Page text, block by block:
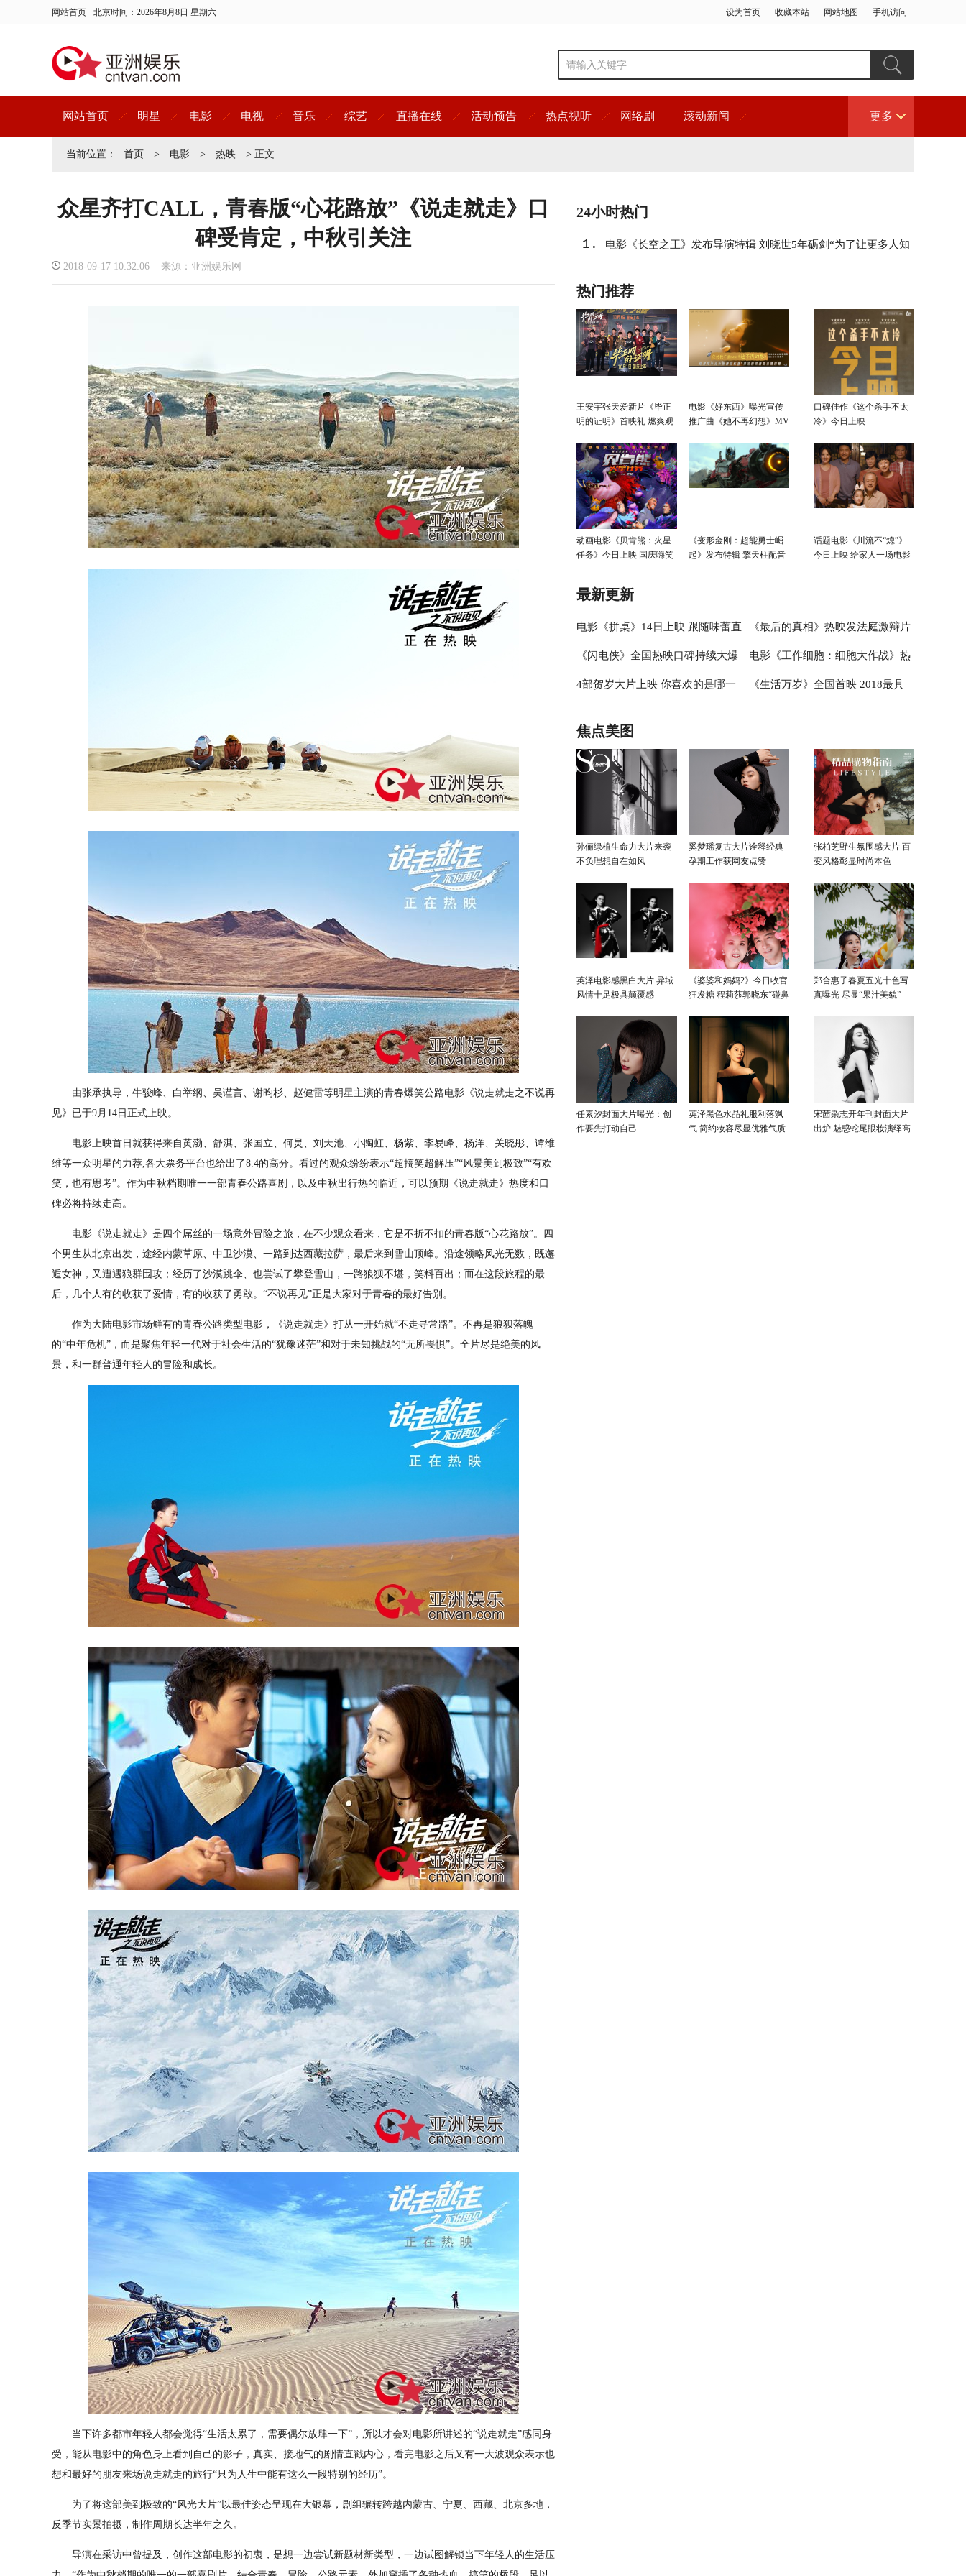
网站首页 北京时间： 2026年8月8日 星期六 设为首页 收藏本站 网站地图 手机访问
网站首页 明星 电影 电视 音乐 综艺 直播在线 活动预告 热点视听 网络剧 滚动新闻 更多
当前位置： 首页 > 电影 > 热映 > 正文
众星齐打CALL，青春版“心花路放”《说走就走》口
碑受肯定，中秋引关注
2018-09-17 10:32:06 来源：亚洲娱乐网
由张承执导，牛骏峰、白举纲、吴谨言、谢昀杉、赵健雷等明星主演的青春爆笑公路电影《说走就走之不说再
见》已于9月14日正式上映。
电影上映首日就获得来自黄渤、舒淇、张国立、何炅、刘天池、小陶虹、杨紫、李易峰、 杨洋、关晓彤、谭维
维等一众明星的力荐,各大票务平台也给出了8.4的高分。看过的观众纷纷表示“超搞笑超解压”“风景美到极致”“有欢
笑，也有思考”。作为中秋档期唯一一部青春公路喜剧，以及中秋出行热的临近，可以预期《说走就走》热度和口
碑必将持续走高。
电影《说走就走》是四个屌丝的一场意外冒险之旅，在不少观众看来，它是不折不扣的青春版“心花路放”。四
个男生从北京出发，途经内蒙草原、中卫沙漠、一路到达西藏拉萨，最后来到雪山顶峰。沿途领略风光无数，既邂
逅女神，又遭遇狼群围攻；经历了沙漠跳伞、也尝试了攀登雪山，一路狼狈不堪，笑料百出；而在这段旅程的最
后，几个人有的收获了爱情，有的收获了勇敢。“不说再见”正是大家对于青春的最好告别。
作为大陆电影市场鲜有的青春公路类型电影，《说走就走》打从一开始就“不走寻常路”。不再是狼狈落魄
的“中年危机”，而是聚焦年轻一代对于社会生活的“犹豫迷茫”和对于未知挑战的“无所畏惧”。全片尽是绝美的风
景，和一群普通年轻人的冒险和成长。
当下许多都市年轻人都会觉得“生活太累了，需要偶尔放肆一下”，所以才会对电影所讲述的“说走就走”感同身
受，能从电影中的角色身上看到自己的影子，真实、接地气的剧情直戳内心，看完电影之后又有一大波观众表示也
想和最好的朋友来场说走就走的旅行“只为人生中能有这么一段特别的经历”。
为了将这部美到极致的“风光大片”以最佳姿态呈现在大银幕，剧组辗转跨越内蒙古、宁夏、西藏、北京多地，
反季节实景拍摄，制作周期长达半年之久。
导演在采访中曾提及，创作这部电影的初衷，是想一边尝试新题材新类型，一边试图解锁当下年轻人的生活压
24小时热门
1. 电影《长空之王》发布导演特辑 刘晓世5年砺剑“为了让更多人知
热门推荐
王安宇张天爱新片《毕正
明的证明》首映礼 燃爽观
电影《好东西》曝光宣传
推广曲《她不再幻想》MV
口碑佳作《这个杀手不太
冷》今日上映
动画电影《贝肯熊：火星
任务》今日上映 国庆嗨笑
《变形金刚：超能勇士崛
起》发布特辑 擎天柱配音
话题电影《川流不“熄”》
今日上映 给家人一场电影
最新更新
电影《拼桌》14日上映 跟随味蕾直
觉勇敢选择心之所向
《最后的真相》热映发法庭激辩片
段 黄晓明阚清子剑拔弩张正面交锋
《闪电侠》全国热映口碑持续大爆
新片段超女震撼开战
电影《工作细胞：细胞大作战》热
映中 寓教于乐合家欢首选
4部贺岁大片上映 你喜欢的是哪一 《生活万岁》全国首映 2018最具
焦点美图
孙俪绿植生命力大片来袭
不负理想自在如风
奚梦瑶复古大片诠释经典
孕期工作获网友点赞
张柏芝野生氛围感大片 百
变风格彰显时尚本色
英泽电影感黑白大片 异域
风情十足极具颠覆感
《婆婆和妈妈2》今日收官
狂发糖 程莉莎郭晓东“碰鼻
郑合惠子春夏五光十色写
真曝光 尽显“果汁美貌”
任素汐封面大片曝光：创
作要先打动自己
英泽黑色水晶礼服利落飒
气 简约妆容尽显优雅气质
宋茜杂志开年刊封面大片
出炉 魅惑蛇尾眼妆演绎高